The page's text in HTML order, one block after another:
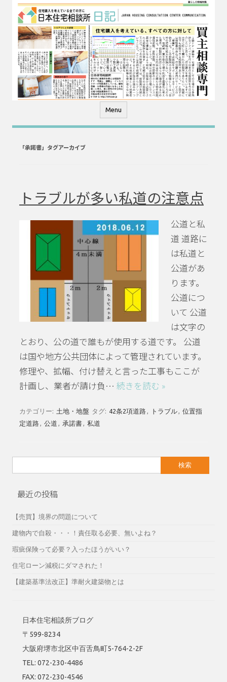
コ
テ
ン
ツ
へ
ス
キ
ッ
プ
Menu
「承諾書」タグアーカイブ
トラブルが多い私道の注意点
公道と私
道 道路に
は私道と
公道があ
ります。
公道につ
いて 公道
は文字の
とおり、公の道で誰もが使用する道です。 公道
は国や地方公共団体によって管理されています。
修理や、拡幅、付け替えと言った工事もここが
計画し、業者が請け負… 続きを読む »
カテゴリー: 土地・地盤 タグ: 42条2項道路, トラブル, 位置指
定道路, 公道 , 承諾書, 私道
索:
最近の投稿
【売買】境界の問題について
建物内で自殺・・・！責任取る必要、無いよね？
瑕疵保険って必要？入ったほうがいい？
住宅ローン減税にダマされた！
【建築基準法改正】準耐火建築物とは
日本住宅相談所ブログ
〒599-8234
大阪府堺市北区中百舌鳥町5-764-2-2F
TEL: 072-230-4486
FAX: 072-230-4546